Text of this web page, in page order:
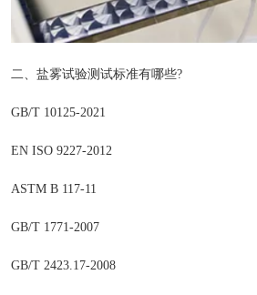
二、盐雾试验测试标准有哪些?
GB/T 10125-2021
EN ISO 9227-2012
ASTM B 117-11
GB/T 1771-2007
GB/T 2423.17-2008